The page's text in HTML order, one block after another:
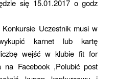
się 15.01.2017 o godz
Uczestnik musi w
karnet lub kartę
wejść w klubie fit for
na Facebook ,Polubić post